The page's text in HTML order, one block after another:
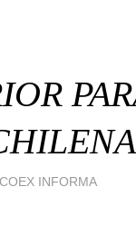
INFORMA